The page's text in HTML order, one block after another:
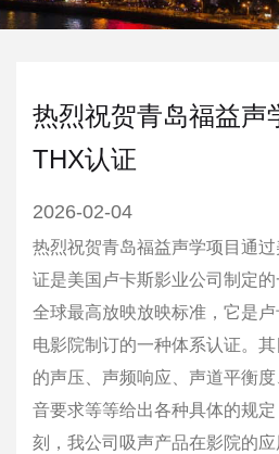
热烈祝贺青岛福益声
THX认证
2026-02-04
热烈祝贺青岛福益声学项目通
证是美国卢卡斯影业公司制定
全球最高放映放映标准，它是
电影院制订的一种体系认证。
的声压、声频响应、声道平衡
音要求等等给出各种具体的规
刻，我公司吸声产品在影院的